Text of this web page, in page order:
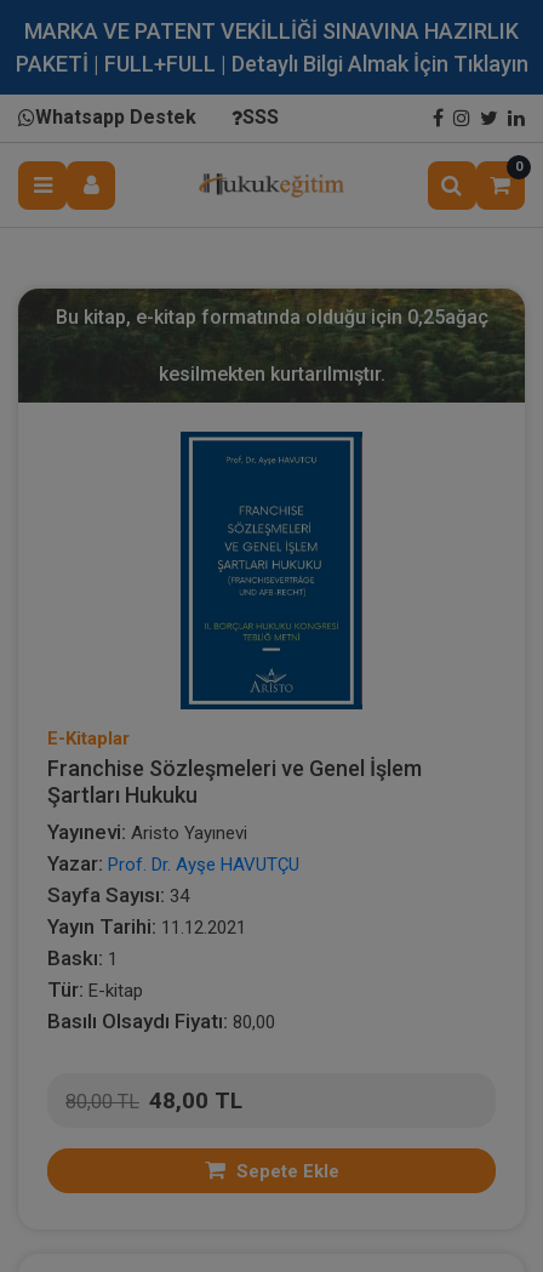
MARKA VE PATENT VEKİLLİĞİ SINAVINA HAZIRLIK
PAKETİ | FULL+FULL | Detaylı Bilgi Almak İçin Tıklayın
Whatsapp Destek SSS
0
Bu kitap, e-kitap formatında olduğu için 0,25ağaç
kesilmekten kurtarılmıştır.
E-Kitaplar
Franchise Sözleşmeleri ve Genel İşlem
Şartları Hukuku
Yayınevi: Aristo Yayınevi
Yazar: Prof. Dr. Ayşe HAVUTÇU
Sayfa Sayısı: 34
Yayın Tarihi: 11.12.2021
Baskı: 1
Tür: E-kitap
Basılı Olsaydı Fiyatı: 80,00
80,00 TL 48,00 TL
Sepete Ekle